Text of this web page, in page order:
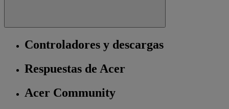
Controladores y descargas
Respuestas de Acer
Acer Community